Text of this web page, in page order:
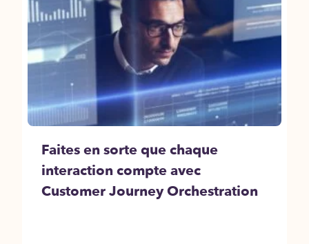
Faites en sorte que chaque
interaction compte avec
Customer Journey Orchestration